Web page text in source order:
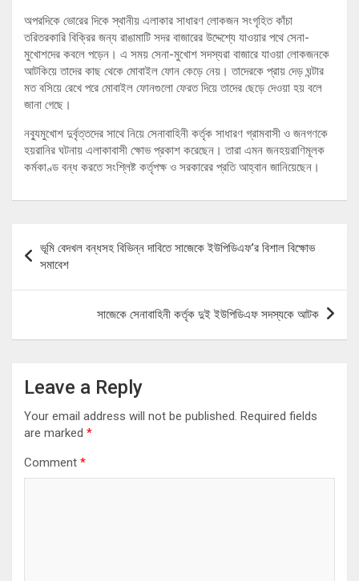
অপরদিকে ভোরের দিকে স্থানীয় এলাকার সাধারণ লোকজন সংগৃহিত কাঁচা
তরিতরকারি বিক্রির জন্য রাঙামাটি সদর বাজারের উদ্দেশ্যে যাওয়ার পথে সেনা-
মুখোশদের কবলে পড়েন। এ সময় সেনা-মুখোশ সদস্যরা বাজারে যাওয়া লোকজনকে
আটকিয়ে তাদের কাছ থেকে মোবাইল ফোন কেড়ে নেয়। তাদেরকে প্রায় দেড় ঘন্টার
মত বসিয়ে রেখে পরে মোবাইল ফোনগুলো ফেরত দিয়ে তাদের ছেড়ে দেওয়া হয় বলে
জানা গেছে।
নব্যুমুখোশ দুর্বৃত্তদের সাথে নিয়ে সেনাবাহিনী কর্তৃক সাধারণ গ্রামবাসী ও জনগণকে
হয়রানির ঘটনায় এলাকাবাসী ক্ষোভ প্রকাশ করেছেন। তারা এমন জনহয়রাণিমূলক
কর্মকাণ্ড বন্ধ করতে সংশ্লিষ্ট কর্তৃপক্ষ ও সরকারের প্রতি আহ্বান জানিয়েছেন।
navigation
ভূমি বেদখল বন্ধসহ বিভিন্ন দাবিতে সাজেকে ইউপিডিএফ’র বিশাল বিক্ষোভ
সমাবেশ
সাজেকে সেনাবাহিনী কর্তৃক দুই ইউপিডিএফ সদস্যকে আটক
Leave a Reply
Your email address will not be published. Required fields
are marked *
Comment *